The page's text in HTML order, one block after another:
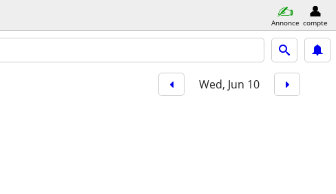
Annonce compte
Wed, Jun 10